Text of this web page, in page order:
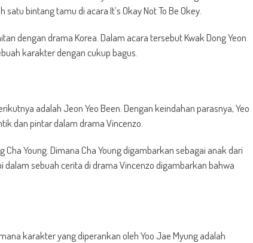
bintang tamu di acara It’s Okay Not To Be Okey.
dengan drama Korea. Dalam acara tersebut Kwak Dong Yeon
karakter dengan cukup bagus.
adalah Jeon Yeo Been. Dengan keindahan parasnya, Yeo
dan pintar dalam drama Vincenzo.
Young. Dimana Cha Young digambarkan sebagai anak dari
sebuah cerita di drama Vincenzo digambarkan bahwa
karakter yang diperankan oleh Yoo Jae Myung adalah